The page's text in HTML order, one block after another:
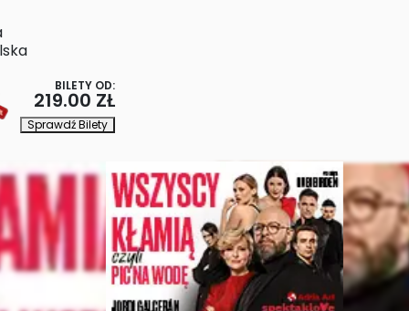
BILETY OD:
219.00 ZŁ
Sprawdź Bilety